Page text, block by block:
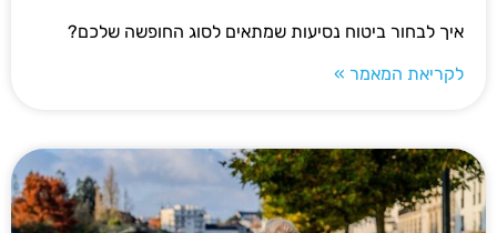
איך לבחור ביטוח נסיעות שמתאים לסוג החופשה שלכם?
לקריאת המאמר »